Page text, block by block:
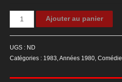
quantité
de
Un
Ajouter au panier
UGS : ND
Catégories : 1983 Années 1980 Comédie